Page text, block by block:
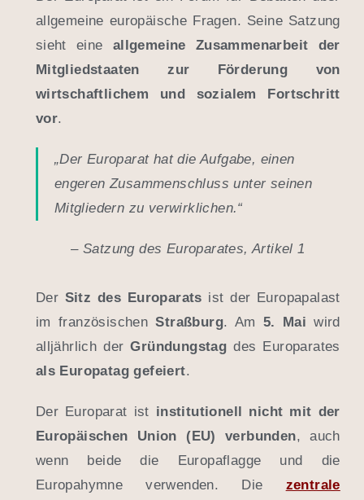
allgemeine europäische Fragen. Seine Satzung
sieht eine allgemeine Zusammenarbeit der
Mitgliedstaaten zur Förderung von
wirtschaftlichem und sozialem Fortschritt
vor.
„Der Europarat hat die Aufgabe, einen
engeren Zusammenschluss unter seinen
Mitgliedern zu verwirklichen.“
– Satzung des Europarates, Artikel 1
Der Sitz des Europarats ist der Europapalast
im französischenStraßburg. Am 5. Mai wird
alljährlich derGründungstag des Europarates
als Europatag gefeiert.
Der Europarat ist institutionell nicht mit der
Europäischen Union (EU) verbunden, auch
wenn beide die Europaflagge und die
Europahymne verwenden. Die zentrale